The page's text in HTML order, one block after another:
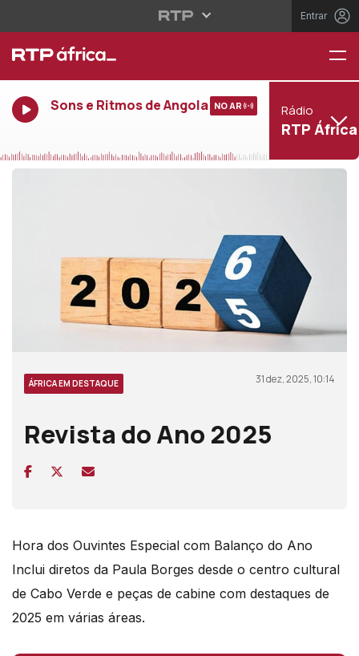
Entrar
Sons e Ritmos de Angola NO AR Rádio
RTP África
ÁFRICA EM DESTAQUE 31 dez, 2025, 10:14
Revista do Ano 2025
Hora dos Ouvintes Especial com Balanço do Ano
Inclui diretos da Paula Borges desde o centro cultural
de Cabo Verde e peças de cabine com destaques de
2025 em várias áreas.